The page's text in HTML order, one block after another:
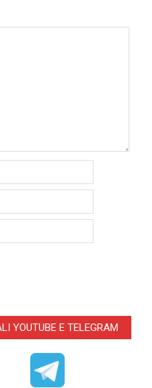
YOUTUBE E TELEGRAM